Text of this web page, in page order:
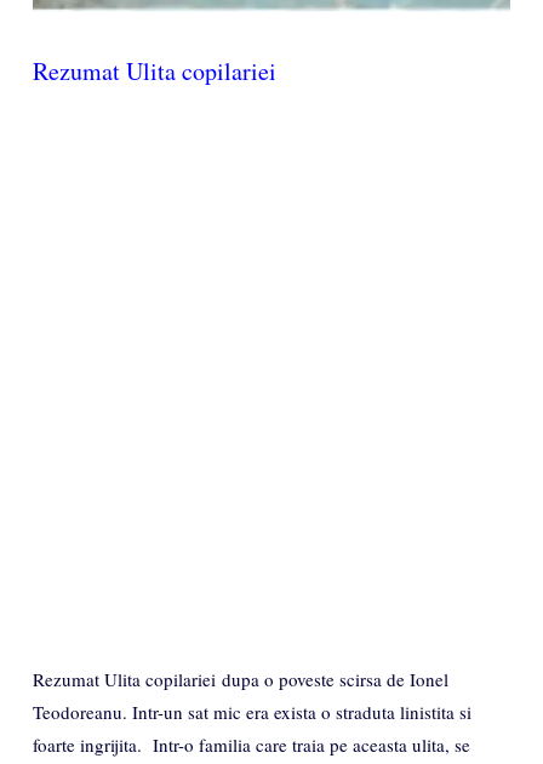
Rezumat Ulita copilariei
Rezumat Ulita copilariei dupa o poveste scirsa de Ionel
Teodoreanu. Intr-un sat mic era exista o straduta linistita si
foarte ingrijita. Intr-o familia care traia pe aceasta ulita, se